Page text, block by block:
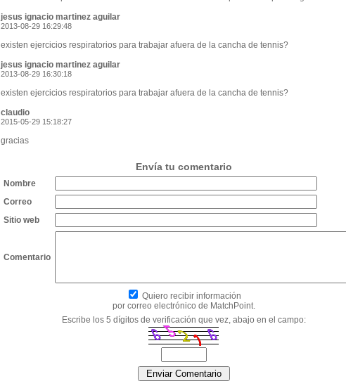
jesus ignacio martinez aguilar
2013-08-29 16:29:48
existen ejercicios respiratorios para trabajar afuera de la cancha de tennis?
jesus ignacio martinez aguilar
2013-08-29 16:30:18
existen ejercicios respiratorios para trabajar afuera de la cancha de tennis?
claudio
2015-05-29 15:18:27
gracias
Envía tu comentario
Nombre
Correo
Sitio web
Comentario
Quiero recibir información
por correo electrónico de MatchPoint.
Escribe los 5 dígitos de verificación que vez, abajo en el campo: